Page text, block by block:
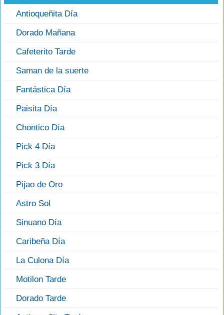
Antioqueñita Día
Dorado Mañana
Cafeterito Tarde
Saman de la suerte
Fantástica Día
Paisita Día
Chontico Día
Pick 4 Día
Pick 3 Día
Pijao de Oro
Astro Sol
Sinuano Día
Caribeña Día
La Culona Día
Motilon Tarde
Dorado Tarde